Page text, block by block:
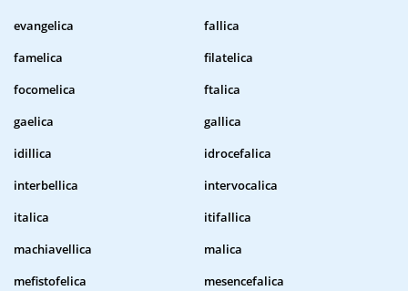
evangelica
fallica
famelica
filatelica
focomelica
ftalica
gaelica
gallica
idillica
idrocefalica
interbellica
intervocalica
italica
itifallica
machiavellica
malica
mefistofelica
mesencefalica